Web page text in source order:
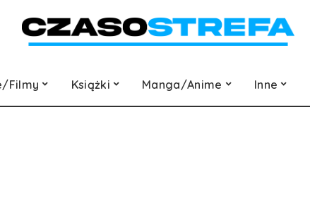
Filmy Książki Manga/Anime Inne